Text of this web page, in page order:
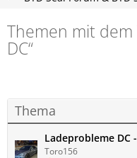
Themen mit dem
DC“
Thema
Ladeprobleme DC
Toro156